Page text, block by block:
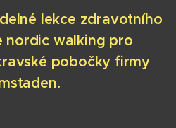
lekce zdravotního
nordic walking pro
pobočky firmy